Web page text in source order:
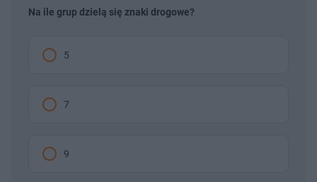
Na ile grup dzielą się znaki drogowe?
5
7
9